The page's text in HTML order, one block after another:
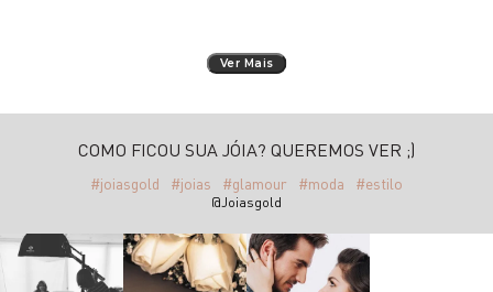
Ver Mais
COMO FICOU SUA JÓIA? QUEREMOS VER ;)
#joiasgold #joias #glamour #moda #estilo
@Joiasgold